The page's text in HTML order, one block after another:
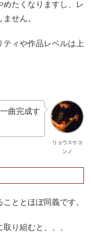
たくなりますし、レ
せん。
ィや作品レベルは上
リョウスケコ
ンノ
曲完成す
ととほぼ同義です。
り組むと、、、